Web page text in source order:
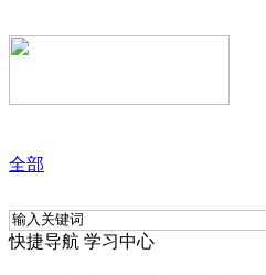
全部
快捷导航 学习中心